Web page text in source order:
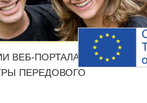
ВЕБ-ПОРТАЛА
ПЕРЕДОВОГО